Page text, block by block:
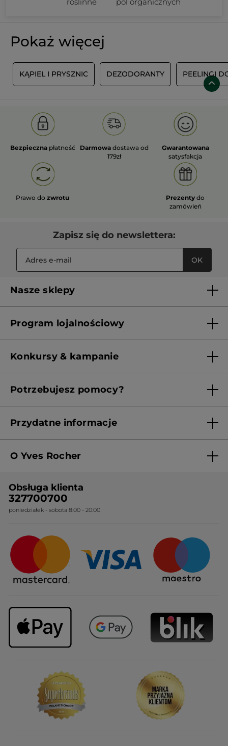
Pokaż więcej
KĄPIEL I PRYSZNIC DEZODORANTY PEELINGI
Bezpieczna płatność Darmowa dostawa od
179zł
Gwarantowana
satysfakcja
Prawo dozwrotu Prezenty do
zamówień
Zapisz się do newslettera:
OK
Nasze sklepy
Franczyza
Program lojalnościowy
Konkursy & kampanie
Potrzebujesz pomocy?
Przydatne informacje
Polityka prywatności
Cennik
Ogólne warunki sprzedaży
Sposoby dostawy
Upominki firmowe
O Yves Rocher
Nasza wiedza botaniczna
Nasze zobowiązania
Najczęstsze pytania
Obsługa klienta
327700700
poniedziałek - sobota 8:00 - 20:00